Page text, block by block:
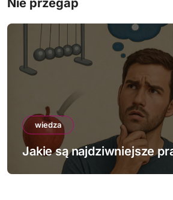
Nie przegap
wiedza
Jakie są najdziwniejsze